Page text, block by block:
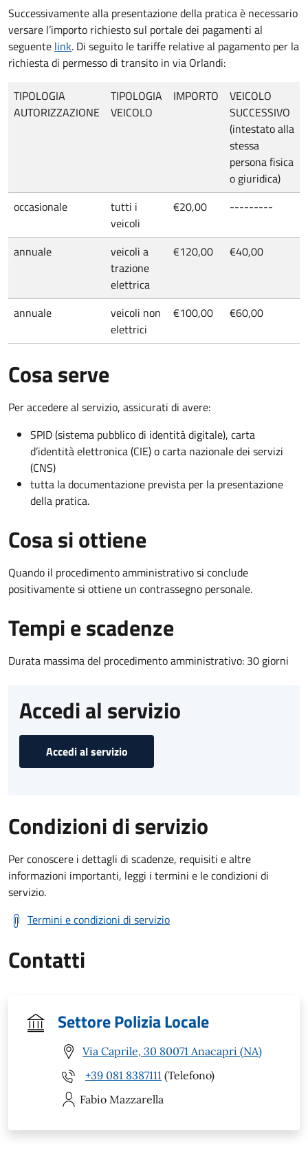
Successivamente alla presentazione della pratica è necessario
versare l’importo richiesto sul portale dei pagamenti al
seguente link. Di seguito le tariffe relative al pagamento per la
richiesta di permesso di transito in via Orlandi:
TIPOLOGIA
AUTORIZZAZIONE
TIPOLOGIA
VEICOLO
IMPORTO
VEICOLO
SUCCESSIVO
(intestato alla
stessa
persona fisica
o giuridica)
occasionale
tutti i
veicoli
€20,00 ---------
annuale
veicoli a
trazione
elettrica
€120,00 €40,00
annuale
veicoli non
elettrici
€100,00 €60,00
Cosa serve
Per accedere al servizio, assicurati di avere:
SPID (sistema pubblico di identità digitale), carta
d’identità elettronica (CIE) o carta nazionale dei servizi
(CNS)
tutta la documentazione prevista per la presentazione
della pratica.
Cosa si ottiene
Quando il procedimento amministrativo si conclude
positivamente si ottiene un contrassegno personale.
Tempi e scadenze
Durata massima del procedimento amministrativo: 30 giorni
Accedi al servizio
Accedi al servizio
Condizioni di servizio
Per conoscere i dettagli di scadenze, requisiti e altre
informazioni importanti, leggi i termini e le condizioni di
servizio.
Termini e condizioni di servizio
Contatti
Settore Polizia Locale
Via Caprile, 30 80071 Anacapri (NA)
+39 081 8387111 (Telefono)
Fabio Mazzarella